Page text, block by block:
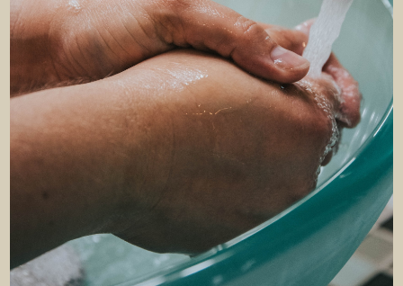
E-MAIL
PERSONENZAHL
ICH MELDE MICH HIERMIT FÜR DEN KURS AN UND
DASS ICH MICH IM FALLE VON VERHINDERUNG
FRÜHZEITIG
SCHRIFTLICH ODER TELEFONISCH ABMELDE.
ICH HABE DIE
DATENSCHUTZBESTIMMUNGEN
KENNTNIS GENOMMEN UND BIN DAMIT EINVERSTANDEN.